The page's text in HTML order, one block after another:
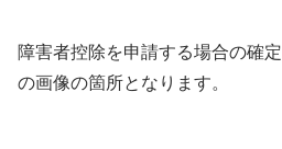
障害者控除を申請する場合の確
の画像の箇所となります。